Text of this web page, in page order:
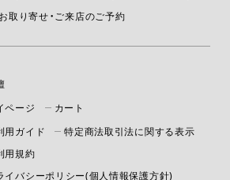
取り寄せ・ご来店のご予約
ページ カート
用ガイド
特定商法取引法に関する表示
用規約
イバシーポリシー(個人情報保護方針)